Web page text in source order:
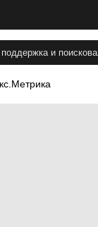
поддержка и